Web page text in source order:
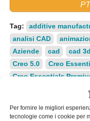
Per fornire le migliori
tecnologie come i cookie per
Tag: additive
analisi CAD
Aziende
cad cad 3d
Creo 5.0
Creo
Creo Essentials
gestione
modellazione diretta